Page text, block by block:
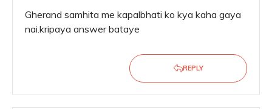
Gherand samhita me kapalbhati ko kya kaha gaya
nai.kripaya answer bataye
REPLY